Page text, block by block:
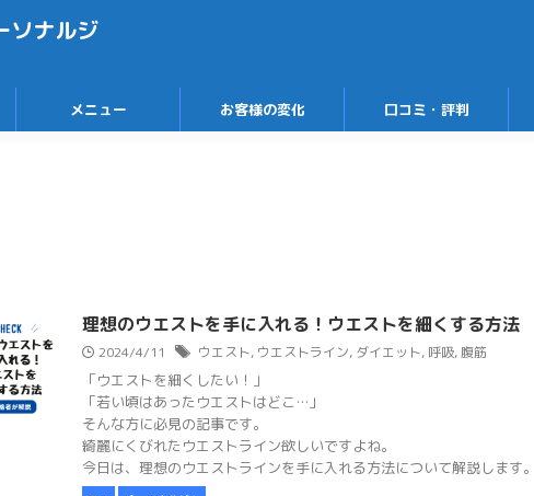
ソナルジ
メニュー お客様の変化 口コミ・評判
理想のウエストを手に入れる！ウエストを細くする方法
2024/4/11 ウエスト, ウエストライン, ダイエット, 呼吸,腹筋
「ウエストを細くしたい！」
「若い頃はあったウエストはどこ…」
そんな方に必見の記事です。
綺麗にくびれたウエストライン欲しいですよね。
今日は、理想のウエストラインを手に入れる方法について解説します。